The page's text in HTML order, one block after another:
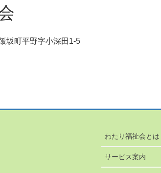
坂町平野字小深田1-5
わたり福祉会とは
サービス案内